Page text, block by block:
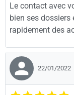
Le contact avec
bien ses dossiers
rapidement des
22/01/2022